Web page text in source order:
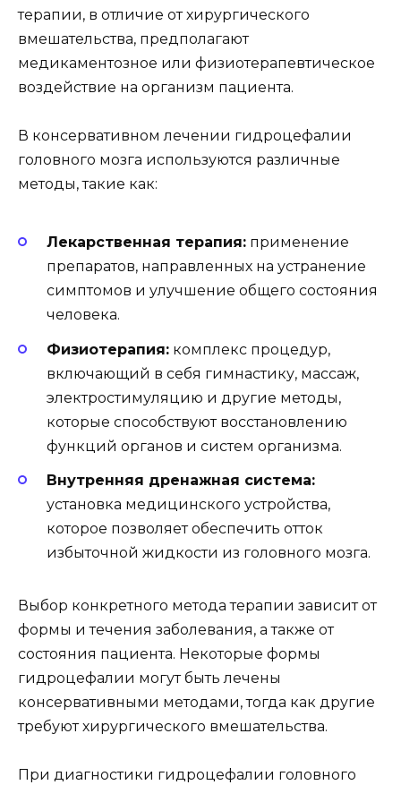
терапии, в отличие от хирургического
вмешательства, предполагают
медикаментозное или физиотерапевтическое
воздействие на организм пациента.
В консервативном лечении гидроцефалии
головного мозга используются различные
методы, такие как:
Лекарственная терапия: применение
препаратов, направленных на устранение
симптомов и улучшение общего состояния
человека.
Физиотерапия: комплекс процедур,
включающий в себя гимнастику, массаж,
электростимуляцию и другие методы,
которые способствуют восстановлению
функций органов и систем организма.
Внутренняя дренажная система:
установка медицинского устройства,
которое позволяет обеспечить отток
избыточной жидкости из головного мозга.
Выбор конкретного метода терапии зависит от
формы и течения заболевания, а также от
состояния пациента. Некоторые формы
гидроцефалии могут быть лечены
консервативными методами, тогда как другие
требуют хирургического вмешательства.
При диагностики гидроцефалии головного